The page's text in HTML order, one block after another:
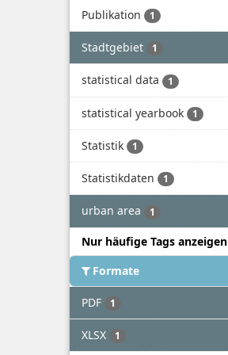
Publikation 1
Stadtgebiet 1
statistical data 1
statistical yearbook 1
Statistik 1
Statistikdaten 1
urban area 1
Nur häufige Tags anzeigen
Formate
PDF 1
XLSX 1